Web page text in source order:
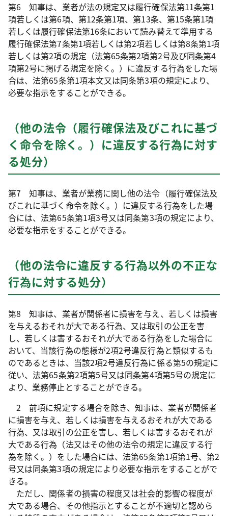
第6 知事は、業者が法の規定又は履行確保法第11条第1
項若しくは第6項、第12条第1項、第13条、第15条第1項
若しくは履行確保法第16条において読み替えて準用する
履行確保法第7条第1項若しくは第2項若しくは第8条第1項
若しくは第2項の規定（法第65条第2項第2号及び同条第4
項第2号に掲げる規定を除く。）に違反する行為をした場
合は、法第65条第1項本文又は同条第3項の規定により、
必要な指示をすることができる。
（他の法令（履行確保法及びこれに基づ
く命令を除く。）に違反する行為に対す
る処分）
第7 知事は、業者が業務に関し他の法令（履行確保法及
びこれに基づく命令を除く。）に違反する行為をした場
合には、法第65条第1項3号又は同条第3項の規定により、
必要な指示をすることができる。
（他の法令に違反する行為以外の不正な
行為に対する処分）
第8 知事は、業者が関係者に損害を与え、若しくは損害
を与えるおそれが大である行為、又は取引の公正を害
し、若しくは害するおそれが大である行為をした場合に
おいて、当該行為の態様が2項2号違反行為と類似するも
のであるときは、当該2項2号違反行為に係る第5の規定に
従い、法第65条第2項第5号又は同条第4項第5号の規定に
より、業務停止とすることができる。
2 前項に規定する場合を除き、知事は、業者が関係者
に損害を与え、若しくは損害を与えるおそれが大である
行為、又は取引の公正を害し、若しくは害するおそれが
大である行為（法又はその他の法令の規定に違反する行
為を除く。）をした場合には、法第65条第1項第1号、第2
号又は同条第3項の規定により必要な指示をすることがで
きる。
ただし、関係者の損害の程度又は社会的影響の程度が
大である場合、その他指示とすることが不適切と認めら